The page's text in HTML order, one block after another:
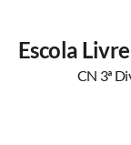
Escola
CN 3ª